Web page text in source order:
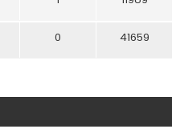
0 41659